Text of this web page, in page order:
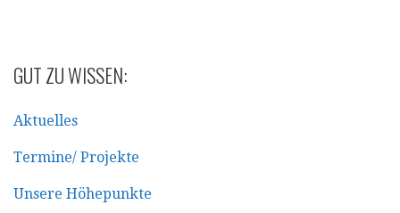
GUT ZU WISSEN:
Aktuelles
Termine/ Projekte
Unsere Höhepunkte